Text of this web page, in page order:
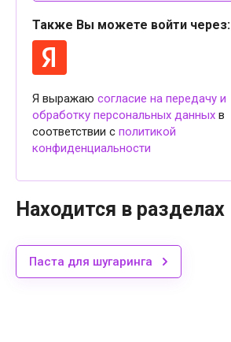
Также Вы можете войти через:
Я выражаю согласие на передачу и
обработку персональных данных в
соответствии с политикой
конфиденциальности
Находится в разделах
Паста для шугаринга